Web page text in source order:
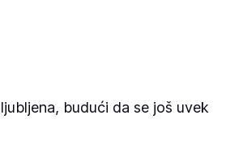
budući da se još uvek